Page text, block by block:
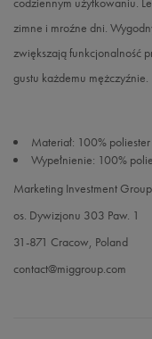
zimne i mroźne dni.
zwiększają funkcjonalność
gustu każdemu mężczyźnie.
Materiał: 100% poliester
Wypełnienie: 100%
Marketing Investment
os. Dywizjonu 303 Paw. 1
31-871 Cracow, Poland
contact@miggroup.com